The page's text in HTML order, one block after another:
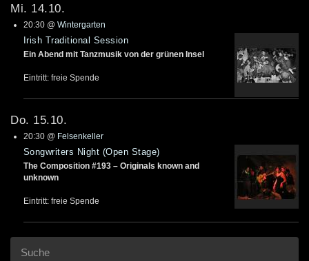
Mi. 14.10.
20:30@ Wintergarten
Irish Traditional Session
Ein Abend mit Tanzmusik von der grünen Insel
Eintritt: freie Spende
Do. 15.10.
20:30@ Felsenkeller
Songwriters Night (Open Stage)
The Composition #193 – Originals known and
unknown
Eintritt: freie Spende